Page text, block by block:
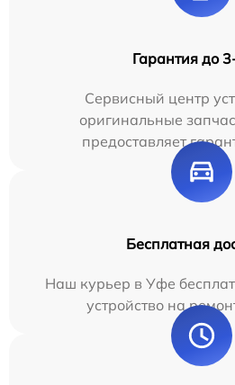
Гарантия до
Сервисный центр
оригинальные
предоставляет
Бесплатная
Наш курьер в Уфе
устройство на